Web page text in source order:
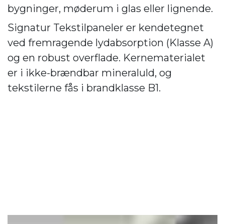
bygninger, møderum i glas eller lignende.
Signatur Tekstilpaneler er kendetegnet
ved fremragende lydabsorption (Klasse A)
og en robust overflade. Kernematerialet
er i ikke-brændbar mineraluld, og
tekstilerne fås i brandklasse B1.